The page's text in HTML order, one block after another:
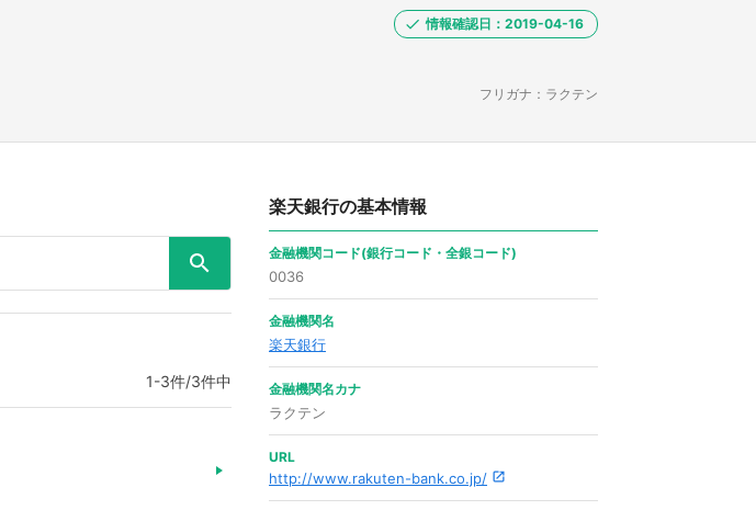
フリガナ：ラクテン
情報確認日：2019-04-16
1-3件/3件中
楽天銀行の基本情報
金融機関コード(銀行コード・全銀コード)
0036
金融機関名
楽天銀行
金融機関名カナ
ラクテン
URL
http://www.rakuten-bank.co.jp/